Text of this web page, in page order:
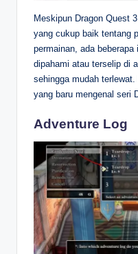
Meskipun Dragon Quest
yang cukup baik tentang
permainan, ada
dipahami atau terselip di
sehingga mudah
yang baru mengenal seri
Adventure Log